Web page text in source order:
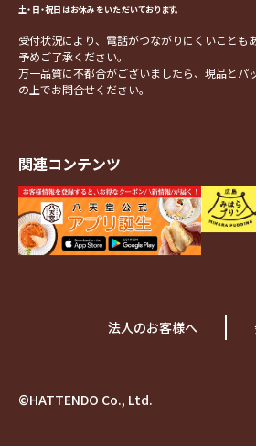
土・日・祝日はお休みをいただいております。
受付状況により、電話がつながりにくいことも
予めご了承ください。
万一品質に不都合がございましたら、現品とパ
の上でお問合せください。
関連コンテンツ
法人のお客様へ
©HATTENDO Co., Ltd.